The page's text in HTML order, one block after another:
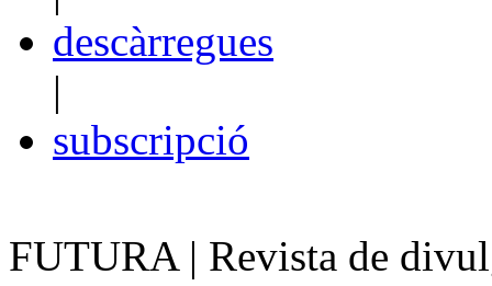
descàrregues
|
subscripció
FUTURA | Revista de